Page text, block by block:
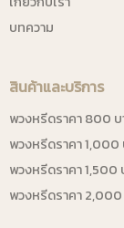
บทความ
สินค้าและบริการ
พวงหรีดราคา 800 บ
พวงหรีดราคา 1,000
พวงหรีดราคา 1,500
พวงหรีดราคา 2,000